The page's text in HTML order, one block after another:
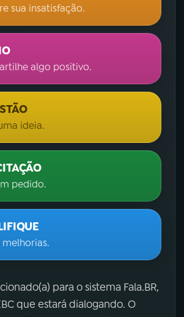
sua insatisfação.
algo positivo.
ideia.
pedido.
melhorias.
para o sistema Fala.BR,
que estará dialogando. O